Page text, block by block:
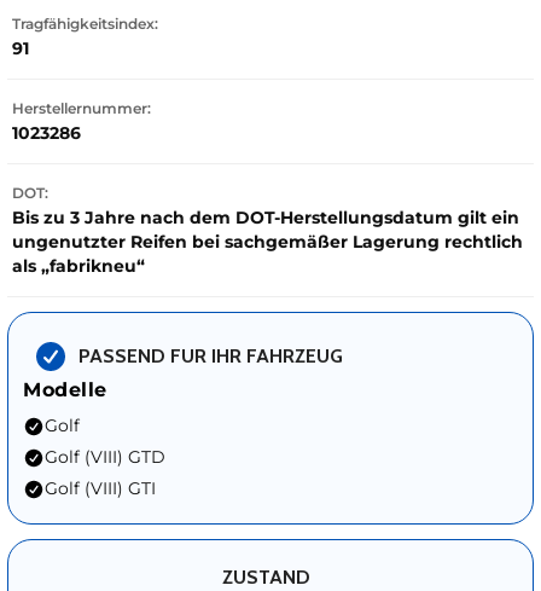
Tragfähigkeitsindex:
91
Herstellernummer:
1023286
DOT:
Bis zu 3 Jahre nach dem DOT-Herstellungsdatum gilt ein
ungenutzter Reifen bei sachgemäßer Lagerung rechtlich
als „fabrikneu“
PASSEND FUR IHR FAHRZEUG
Modelle
Golf
Golf (VIII) GTD
Golf (VIII) GTI
ZUSTAND